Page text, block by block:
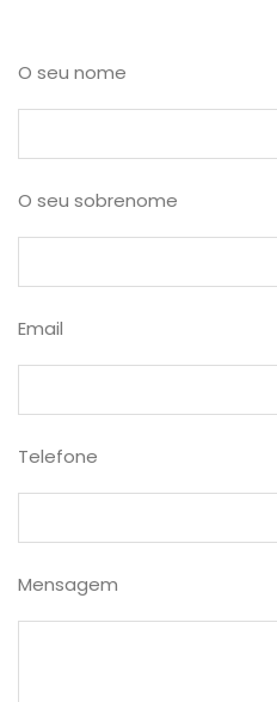
O seu nome
O seu sobrenome
Email
Telefone
Mensagem